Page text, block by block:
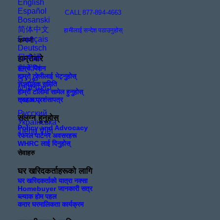
English
Español
Bosanski
简体中文
Français
Deutsch
日本語
한국어
ພາສາລາວ
ဗမာစာ
Русский
Українська
Tiếng Việt
CALL 877-894-4663
हामीलाई सन्देश पठाउनुहोस्
कम्पनी
हाम्रोबारे
हाम्रो मिशन
हाम्रो टोलीलाई भेट्नुहोस्
सञ्चालक समिति
हाम्रो टोलीमा सामेल हुनुहोस्
ग्राहक प्रशंसापत्र
संलग्न हुनुहोस्
Policy and Advocacy
रेफरल पार्टनर अवसरहरू
WHRC लाई दिनुहोस्
सेवाहरु
घर खरिदकर्ताहरूको लागि
घर खरिदकर्ताको यात्रा नक्सा
Homebuyer जानकारी सत्र
ब्ल्याक होम पहल
करार घरमालिकता कार्यक्रम